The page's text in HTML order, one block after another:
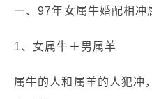
一、97年女属牛婚配相冲
1、女属牛＋男属羊
属牛的人和属羊的人犯冲